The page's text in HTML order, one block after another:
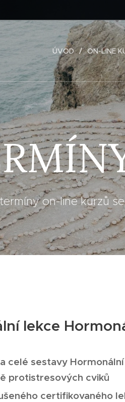
ÚVOD ON-LINE
on-line kurzů
lekce
celé sestavy
protistresových cviků
certifikovaného